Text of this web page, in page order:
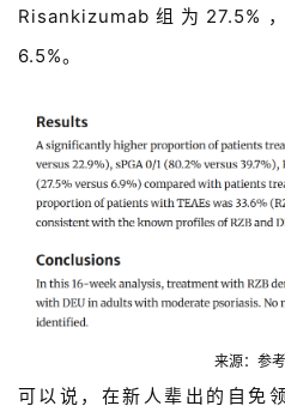
投
融
平
台
药
时
代
学
苑
A
登录
Risankizumab 组为 27.5% ，
6.5%。
来源：参
可以说，在新人辈出的自免